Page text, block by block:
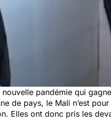
nouvelle pandémie qui
de pays, le Mali n’est
Elles ont donc pris les